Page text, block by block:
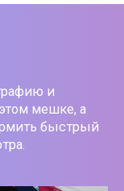
и
мешке, а
быстрый